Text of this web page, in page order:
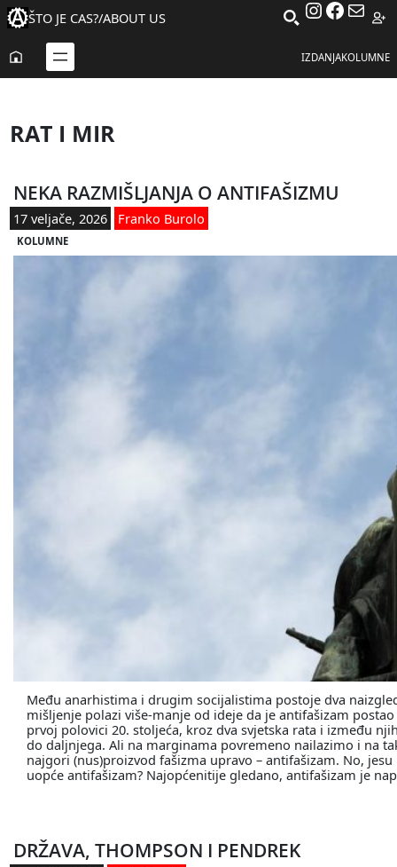
ŠTO JE CAS?/ABOUT US Mail
IZDANJAKOLUMNE
RAT I MIR
NEKA RAZMIŠLJANJA O ANTIFAŠIZMU
17 veljače, 2026 Franko Burolo
KOLUMNE
Među anarhistima i drugim socijalistima postoje dva
mišljenje polazi više-manje od ideje da je antifašizam
prvoj polovici 20. stoljeća, kroz dva svjetska rata i između
do daljnjega. Ali na marginama povremeno nailazimo i na
najgori (nus)proizvod fašizma upravo – antifašizam. No,
uopće antifašizam? Najopćenitije gledano, antifašizam je
DRŽAVA, THOMPSON I PENDREK